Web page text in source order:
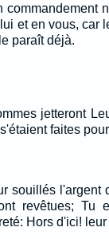
commandement
et en vous, car
paraît déjà.
jetteront
faites
souillés l'argent
revêtues; Tu
Hors d'ici! leur